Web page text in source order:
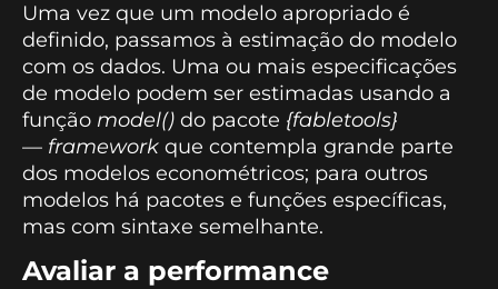
Uma vez que um modelo apropriado é
definido, passamos à estimação do modelo
com os dados. Uma ou mais especificações
de modelo podem ser estimadas usando a
função model() do pacote {fabletools}
— framework que contempla grande parte
dos modelos econométricos; para outros
modelos há pacotes e funções específicas,
mas com sintaxe semelhante.
Avaliar a performance